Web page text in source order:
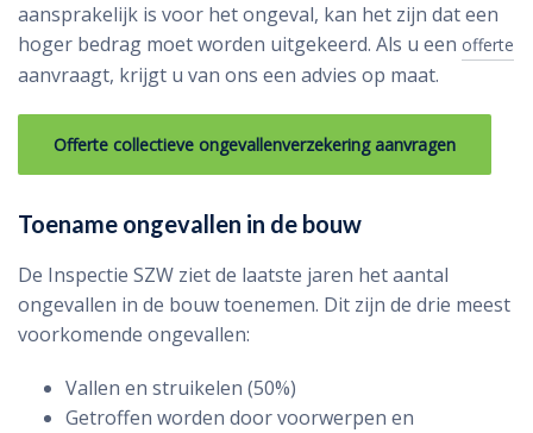
aansprakelijk is voor het ongeval, kan het zijn dat een
hoger bedrag moet worden uitgekeerd. Als u een offerte
aanvraagt, krijgt u van ons een advies op maat.
Offerte collectieve ongevallenverzekering aanvragen
Toename ongevallen in de bouw
De Inspectie SZW ziet de laatste jaren het aantal
ongevallen in de bouw toenemen. Dit zijn de drie meest
voorkomende ongevallen:
Vallen en struikelen (50%)
Getroffen worden door voorwerpen en